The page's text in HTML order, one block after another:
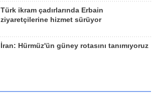
Türk ikram çadırlarında Erbain
ziyaretçilerine hizmet sürüyor
İran: Hürmüz'ün güney rotasını tanımıyoruz